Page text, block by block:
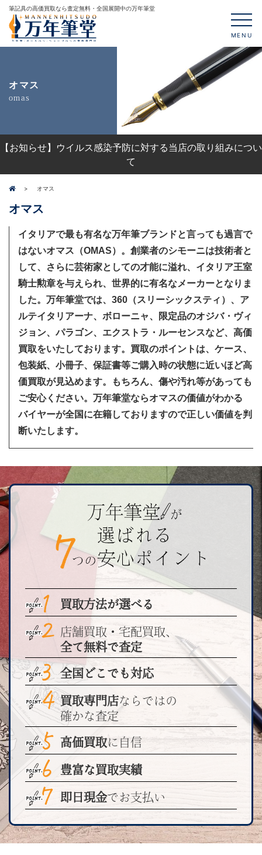
筆記具の高価買取なら査定無料・全国展開中の万年筆堂
MENU
オマス
omas
【お知らせ】ウイルス感染予防に対する当店の取り組みについ
て
オマス
オマス
イタリアで最も有名な万年筆ブランドと言っても過言で
はないオマス（OMAS）。創業者のシモーニは技術者と
して、さらに芸術家としての才能に溢れ、イタリア王室
騎士勲章を与えられ、世界的に有名なメーカーとなりま
した。万年筆堂では、360（スリーシックスティ）、ア
ルテイタリアーナ、ボローニャ、限定品のオジバ・ヴィ
ジョン、パラゴン、エクストラ・ルーセンスなど、高価
買取をいたしております。買取のポイントは、ケース、
包装紙、小冊子、保証書等ご購入時の状態に近いほど高
価買取が見込めます。もちろん、傷や汚れ等があっても
ご安心ください。万年筆堂ならオマスの価値がわかる
バイヤーが全国に在籍しておりますので正しい価値を判
断いたします。
買取方法が選べる
店舗買取・宅配買取、
全て無料で査定
全国どこでも対応
買取専門店ならではの
確かな査定
高価買取に自信
豊富な買取実績
即日現金でお支払い